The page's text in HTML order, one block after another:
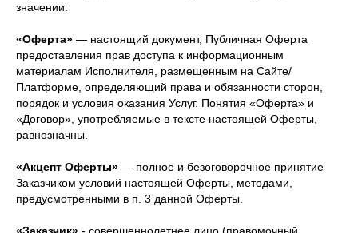
значении:
«Оферта» — настоящий документ, Публичная Оферта
предоставления прав доступа к информационным
материалам Исполнителя, размещенным на Сайте/
Платформе, определяющий права и обязанности сторон,
порядок и условия оказания Услуг. Понятия «Оферта» и
«Договор», употребляемые в тексте настоящей Оферты,
равнозначны.
«Акцепт Оферты» — полное и безоговорочное принятие
Заказчиком условий настоящей Оферты, методами,
предусмотренными в п. 3 данной Оферты.